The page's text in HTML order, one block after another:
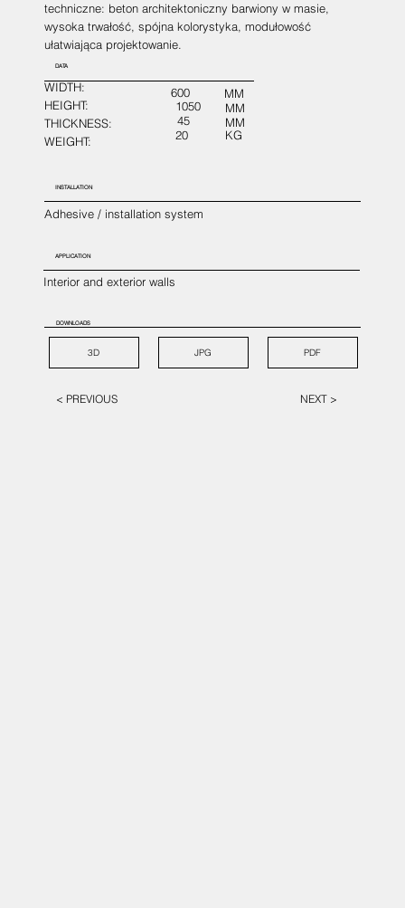
techniczne: beton architektoniczny barwiony w masie,
wysoka trwałość, spójna kolorystyka, modułowość
ułatwiająca projektowanie.
DATA
WIDTH:
HEIGHT:
THICKNESS:
WEIGHT:
1050
600
45
20
MM
MM
MM
KG
Adhesive / installation system
INSTALLATION
Interior and exterior walls
APPLICATION
DOWNLOADS
3D JPG PDF
< PREVIOUS NEXT >